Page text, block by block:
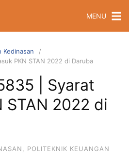
MENU
Kedinasan
PKN STAN 2022 di Daruba
| Syarat
STAN 2022 di
POLITEKNIK KEUANGAN